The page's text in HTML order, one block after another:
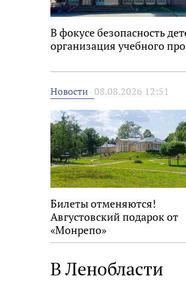
В фокусе безопасность
организация учебного
Новости 08.08.2026 12:51
Билеты отменяются!
Августовский подарок от
«Монрепо»
В Ленобласти